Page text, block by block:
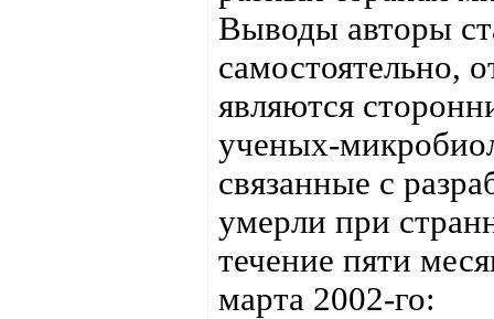
Выводы авторы
самостоятельно,
являются
ученых-
связанные с
умерли при
течение пяти
марта 2002-го: